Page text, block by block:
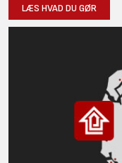
LÆS HVAD DU GØR